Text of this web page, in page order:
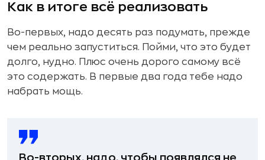
Как в итоге всё реализовать
Во-первых, надо десять раз подумать, прежде
чем реально запуститься. Пойми, что это будет
долго, нудно. Плюс очень дорого самому всё
это содержать. В первые два года тебе надо
набрать мощь.
Во-вторых, надо, чтобы появлялся не